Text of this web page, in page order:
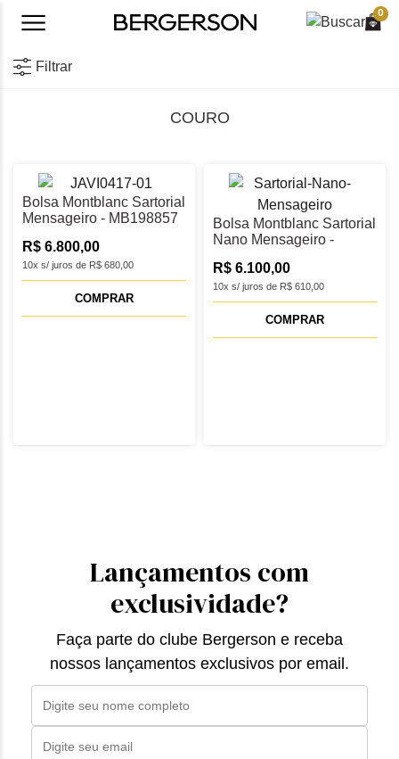
0
Filtrar
COURO
Bolsa Montblanc Sartorial
Mensageiro - MB198857
10x s/ juros de R$ 680,00
R$ 6.800,00
COMPRAR
Bolsa Montblanc Sartorial
Nano Mensageiro -
10x s/ juros de R$ 610,00
R$ 6.100,00
COMPRAR
Lançamentos com
exclusividade?
Faça parte do clube Bergerson e receba
nossos lançamentos exclusivos por email.